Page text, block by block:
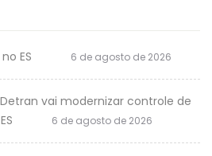
ES 6 de agosto de 2026
vai modernizar controle de
6 de agosto de 2026